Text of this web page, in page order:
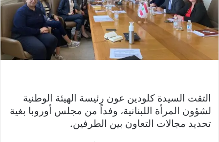
التقت السيدة كلودين عون رئيسة الهيئة الوطنية
لشؤون المرأة اللبنانية، وفداً من مجلس أوروبا بغية
تحديد مجالات التعاون بين الطرفين.